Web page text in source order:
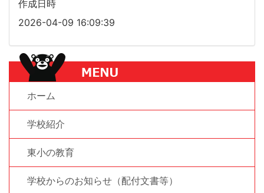
作成日時
2026-04-09 16:09:39
ホーム
学校紹介
東小の教育
学校からのお知らせ（配付文書等）